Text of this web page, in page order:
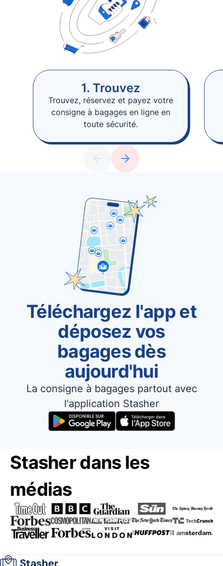
1. Trouvez
Trouvez, réservez et payez votre
consigne à bagages en ligne en
toute sécurité.
Téléchargez l'app et
déposez vos
bagages dès
aujourd'hui
La consigne à bagages partout avec
l'application Stasher
Stasher dans les
médias